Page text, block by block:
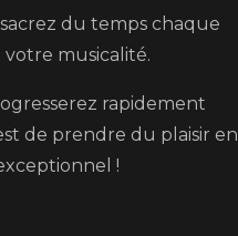
du temps chaque
musicalité.
rapidement
de prendre du plaisir en
!